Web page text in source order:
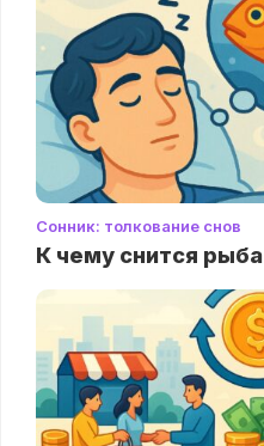
Сонник: толкование снов
К чему снится рыба